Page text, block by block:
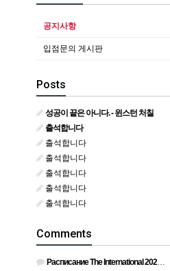
공지사항
입점문의 게시판
Posts
성공이 끝은 아니다. - 윈스턴 처칠
출석합니다
출석합니다
출석합니다
출석합니다
출석합니다
출석합니다
Comments
Расписание The International 2026 просто топ, жду финал! htt…